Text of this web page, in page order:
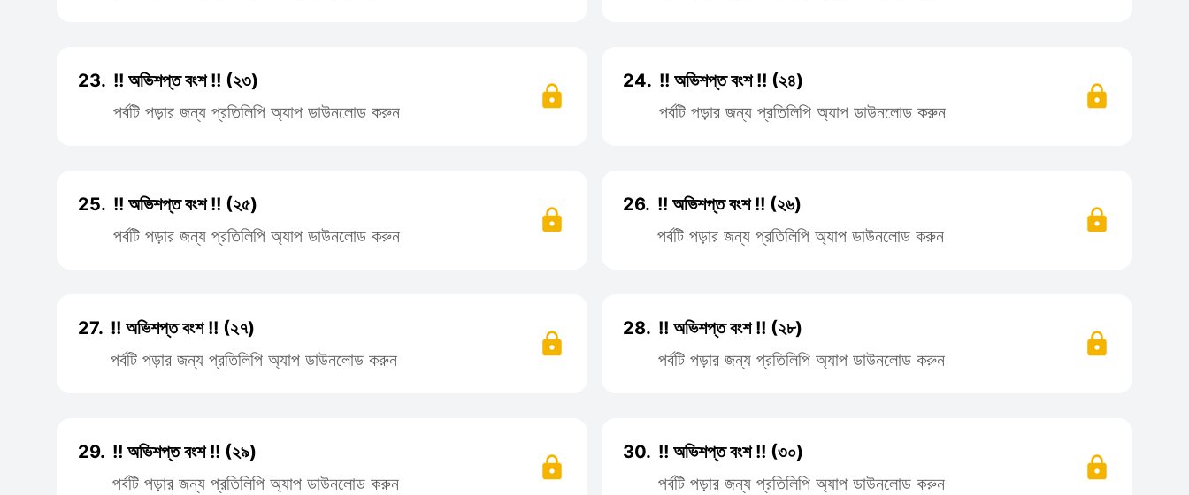
23. !! অভিশপ্ত বংশ !! (২৩)
পর্বটি পড়ার জন্য প্রতিলিপি অ্যাপ ডাউনলোড করুন
24. !! অভিশপ্ত বংশ !! (২৪)
পর্বটি পড়ার জন্য প্রতিলিপি অ্যাপ ডাউনলোড করুন
25. !! অভিশপ্ত বংশ !! (২৫)
পর্বটি পড়ার জন্য প্রতিলিপি অ্যাপ ডাউনলোড করুন
26. !! অভিশপ্ত বংশ !! (২৬)
পর্বটি পড়ার জন্য প্রতিলিপি অ্যাপ ডাউনলোড করুন
27. !! অভিশপ্ত বংশ !! (২৭)
পর্বটি পড়ার জন্য প্রতিলিপি অ্যাপ ডাউনলোড করুন
28. !! অভিশপ্ত বংশ !! (২৮)
পর্বটি পড়ার জন্য প্রতিলিপি অ্যাপ ডাউনলোড করুন
29. !! অভিশপ্ত বংশ !! (২৯)
পর্বটি পড়ার জন্য প্রতিলিপি অ্যাপ ডাউনলোড করুন
30. !! অভিশপ্ত বংশ !! (৩০)
পর্বটি পড়ার জন্য প্রতিলিপি অ্যাপ ডাউনলোড করুন